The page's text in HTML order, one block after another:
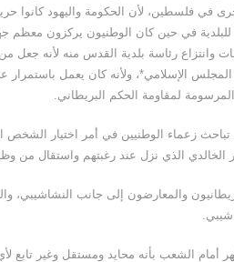
في فلسطين، لأن الحكومة واليهود كانوا
للبلدية في حين كان الوطنيون يركزون
وانتزاع رئاسة بلدية القدس منه لأنه جعل
المجلس الإسلامي*، ولأنه كان يعمل باستمرار
لمقاومة الحكم البريطاني.
تباحث زعماء الوطنيين في أمر اختيار الشخص
الخالدي الذي نزل عند رغبتهم واستقال من
والمعارضون إلى جانب النشاشيبي،
أمام الشعب بأنه محايد ومستقل وغير تابع